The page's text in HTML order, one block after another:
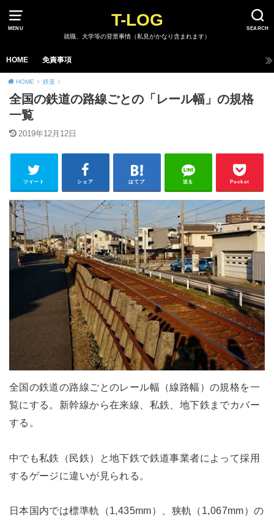
MENU SEARCH
T-LOG
就職、大学等の背景事情（私見がかなり含まれます）
HOME 免責事項
HOME 鉄道
全国の鉄道の路線ごとの「レール幅」の規格
一覧
2019年12月12日
ツイート シェア はてブ 送る Pocket
全国の鉄道の路線ごとのレール幅（線路幅）の規格を一
覧にする。新幹線から在来線、私鉄、地下鉄までカバー
する。
中でも私鉄（民鉄）と地下鉄で鉄道事業者によって採用
するゲージに違いが見られる。
日本国内では標準軌（1,435mm）、狭軌（1,067mm）の